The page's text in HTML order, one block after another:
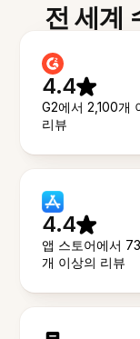
전 세계
4.4
G2에서 2,100개
리뷰
4.4
앱 스토어에서
개 이상의 리뷰